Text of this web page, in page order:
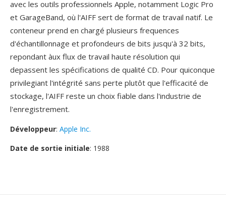
avec les outils professionnels Apple, notamment Logic Pro
et GarageBand, où l'AIFF sert de format de travail natif. Le
conteneur prend en chargé plusieurs frequences
d'échantillonnage et profondeurs de bits jusqu'à 32 bits,
repondant àux flux de travail haute résolution qui
depassent les spécifications de qualité CD. Pour quiconque
privilegiant l'intégrité sans perte plutôt que l'efficacité de
stockage, l'AIFF reste un choix fiable dans l'industrie de
l'enregistrement.
Développeur: Apple Inc.
Date de sortie initiale: 1988